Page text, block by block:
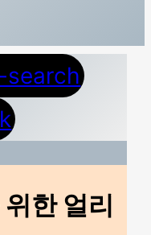
search
한 얼리